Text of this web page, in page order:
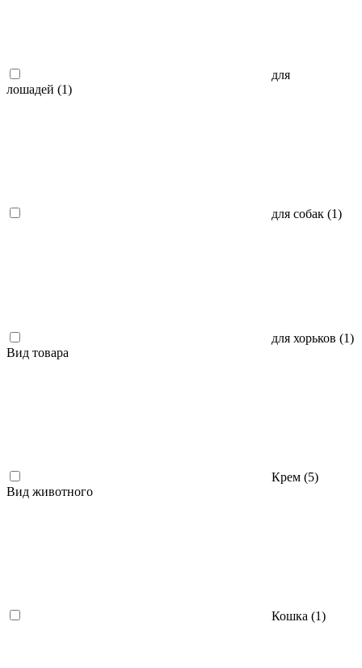
для
лошадей (1)
для собак (1)
для хорьков (1)
Вид товара
Крем (5)
Вид животного
Кошка (1)